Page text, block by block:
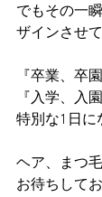
でもその一
ザインさせ
『卒業、卒
『入学、入
特別な1日
ヘア、まつ
お待ちして